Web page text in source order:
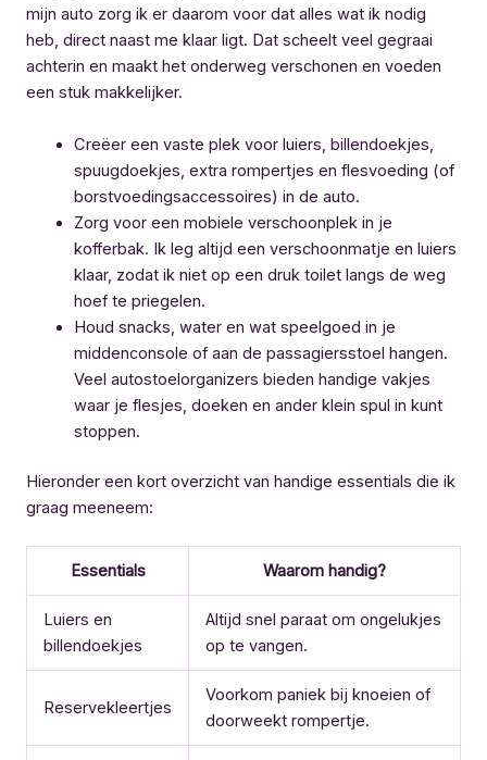
mijn auto zorg ik er daarom voor dat alles wat ik nodig
heb, direct naast me klaar ligt. Dat scheelt veel gegraai
achterin en maakt het onderweg verschonen en voeden
een stuk makkelijker.
Creëer een vaste plek voor luiers, billendoekjes,
spuugdoekjes, extra rompertjes en flesvoeding (of
borstvoedingsaccessoires) in de auto.
Zorg voor een mobiele verschoonplek in je
kofferbak. Ik leg altijd een verschoonmatje en luiers
klaar, zodat ik niet op een druk toilet langs de weg
hoef te priegelen.
Houd snacks, water en wat speelgoed in je
middenconsole of aan de passagiersstoel hangen.
Veel autostoelorganizers bieden handige vakjes
waar je flesjes, doeken en ander klein spul in kunt
stoppen.
Hieronder een kort overzicht van handige essentials die ik
graag meeneem:
Essentials Waarom handig?
Luiers en
billendoekjes
Altijd snel paraat om ongelukjes
op te vangen.
Reservekleertjes
Voorkom paniek bij knoeien of
doorweekt rompertje.